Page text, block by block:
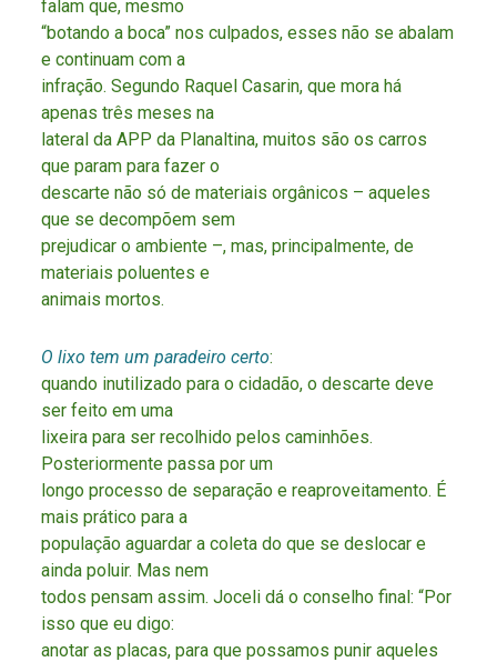
falam que, mesmo
“botando a boca” nos culpados, esses não se abalam
e continuam com a
infração. Segundo Raquel Casarin, que mora há
apenas três meses na
lateral da APP da Planaltina, muitos são os carros
que param para fazer o
descarte não só de materiais orgânicos – aqueles
que se decompõem sem
prejudicar o ambiente –, mas, principalmente, de
materiais poluentes e
animais mortos.
O lixo tem um paradeiro certo:
quando inutilizado para o cidadão, o descarte deve
ser feito em uma
lixeira para ser recolhido pelos caminhões.
Posteriormente passa por um
longo processo de separação e reaproveitamento. É
mais prático para a
população aguardar a coleta do que se deslocar e
ainda poluir. Mas nem
todos pensam assim. Joceli dá o conselho final: “Por
isso que eu digo:
anotar as placas, para que possamos punir aqueles